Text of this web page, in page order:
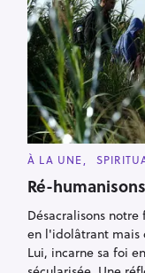
C
T
E
O
I
E
S
À LA UNE
Ré-
Désacralisons
en l'idolâtrant mais
Lui, incarne sa foi